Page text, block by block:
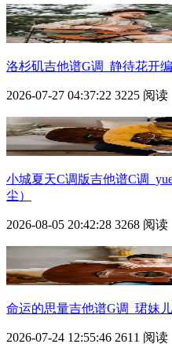
洛杉矶吉他谱G调_静待花开
2026-07-27 04:37:22 3225 阅读
小城夏天C调版吉他谱C调
尘）
2026-08-05 20:42:28 3268 阅读
命运的思量吉他谱G调_珺妹
2026-07-24 12:55:46 2611 阅读